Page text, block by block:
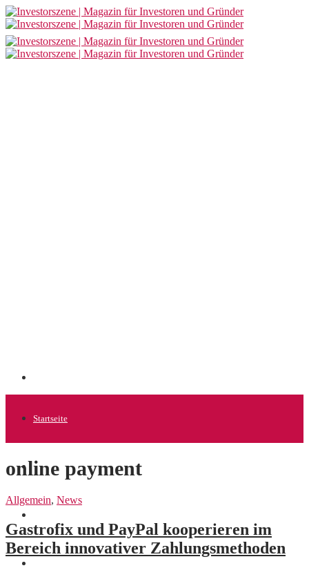
Startseite
Allgemein
online payment
Allgemein, News
Gastrofix und PayPal kooperieren im
Bereich innovativer Zahlungsmethoden